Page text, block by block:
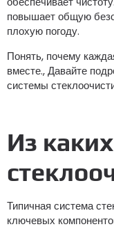
повышает общую
плохую погоду.
Понять, почему
вместе., Давайте
системы
Из
Типичная система
ключевых